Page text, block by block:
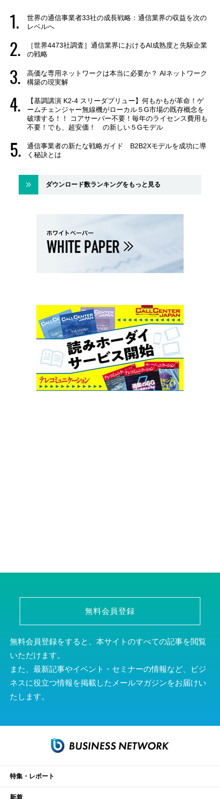
世界の通信事業者33社の成長戦略：通信業界の収益を次の
レベルへ
［世界4473社調査］通信業界におけるAI成熟度と先駆企業
の戦略
高価な専用ネットワークは本当に必要か？ AIネットワーク
構築の現実解
【基調講演 K2-4 スリーダブリュー】何もかもが革命！ゲ
ームチェンジャー無線機がローカル５G市場の既存概念を
破壊する！！ コアサーバー不要！毎年のライセンス費用も
不要！でも、超安価！ の新しい５Gモデル
通信事業者の新たな戦略ガイド B2B2Xモデルを成功に導
く秘訣とは
ダウンロード数ランキングをもっと見る
無料会員登録
無料会員登録をすると、本サイトのすべての記事を閲覧
いただけます。
また、最新記事やイベント・セミナーの情報など、ビジ
ネスに役立つ情報を掲載したメールマガジンをお届けい
たします。
特集・レポート
新着